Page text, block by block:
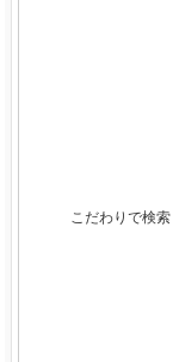
こだわりで検索